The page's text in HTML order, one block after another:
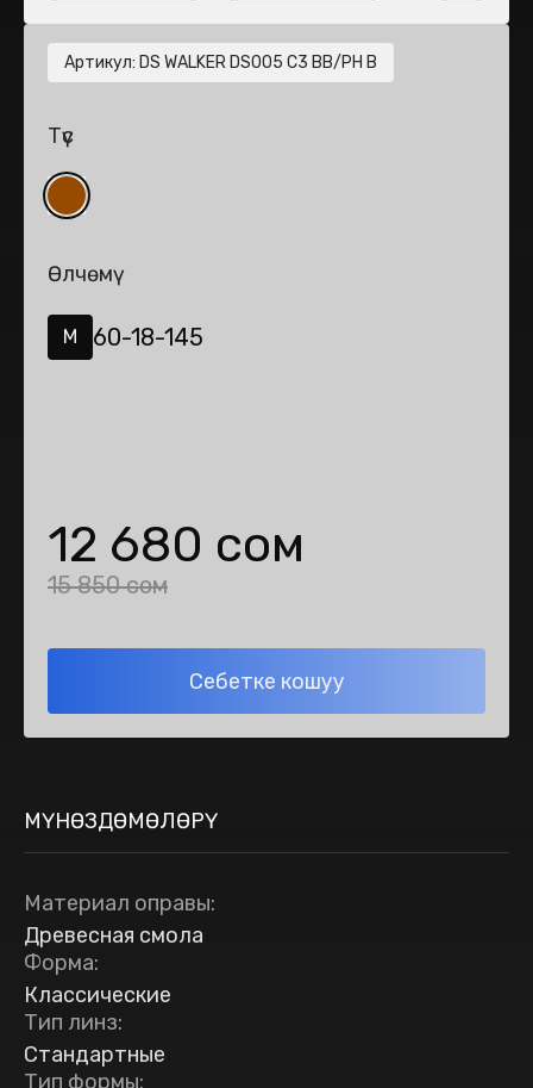
Артикул: DS WALKER DS005 C3 BB/PH B
Түс
Өлчөмү
M 60-18-145
12 680 сом
15 850 сом
Себетке кошуу
МҮНӨЗДӨМӨЛӨРҮ
Материал оправы:
Древесная смола
Форма:
Классические
Тип линз:
Стандартные
Тип формы: